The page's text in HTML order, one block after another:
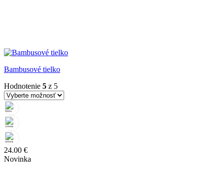
Bambusové tielko
Hodnotenie 5 z 5
24.00 €
Novinka